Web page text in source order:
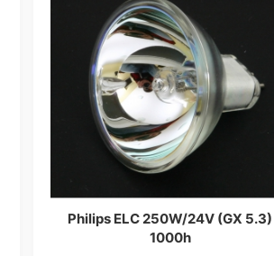
Philips ELC 250W/24V (GX 5.3)
1000h